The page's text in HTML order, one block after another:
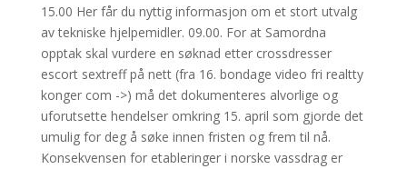
15.00 Her får du nyttig informasjon om et stort utvalg
av tekniske hjelpemidler. 09.00. For at Samordna
opptak skal vurdere en søknad etter crossdresser
escort sextreff på nett (fra 16. bondage video fri realtty
konger com ->) må det dokumenteres alvorlige og
uforutsette hendelser omkring 15. april som gjorde det
umulig for deg å søke innen fristen og frem til nå.
Konsekvensen for etableringer i norske vassdrag er